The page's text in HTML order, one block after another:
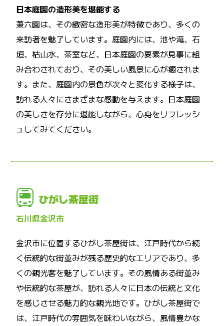
日本庭園の造形美を堪能する
兼六園は、その緻密な造形美が特徴であり、多くの
来訪者を魅了しています。庭園内には、池や滝、石
垣、枯山水、茶室など、日本庭園の要素が見事に組
み合わされており、その美しい風景に心が癒されま
す。また、庭園内の景色が次々と変化する様子は、
訪れる人々にさまざまな感動を与えます。日本庭園
の美しさを存分に堪能しながら、心身をリフレッシ
ュしてみてください。
ひがし茶屋街
石川県金沢市
金沢市に位置するひがし茶屋街は、江戸時代から続
く伝統的な街並みが残る歴史的なエリアであり、多
くの観光客を魅了しています。その風情ある街並み
や伝統的な茶屋が、訪れる人々に日本の伝統と文化
を感じさせる魅力的な観光地です。ひがし茶屋街で
は、江戸時代の雰囲気を味わいながら、風情豊かな